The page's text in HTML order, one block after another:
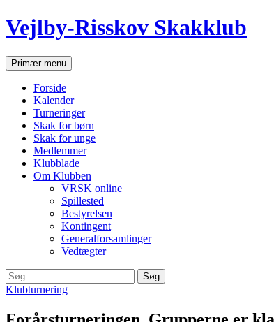
Hop
til
Vejlby-Risskov Skakklub
SøgPrimær menu
Forside
Kalender
Turneringer
Skak for børn
Skak for unge
Medlemmer
Klubblade
Om Klubben
VRSK online
Spillested
Bestyrelsen
Kontingent
Generalforsamlinger
Vedtægter
Søg
efter:
Klubturnering